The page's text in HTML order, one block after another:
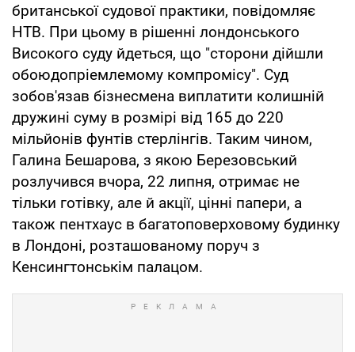
британської судової практики, повідомляє
НТВ. При цьому в рішенні лондонського
Високого суду йдеться, що "сторони дійшли
обоюдопріемлемому компромісу". Суд
зобов'язав бізнесмена виплатити колишній
дружині суму в розмірі від 165 до 220
мільйонів фунтів стерлінгів. Таким чином,
Галина Бешарова, з якою Березовський
розлучився вчора, 22 липня, отримає не
тільки готівку, але й акції, цінні папери, а
також пентхаус в багатоповерховому будинку
в Лондоні, розташованому поруч з
Кенсингтонськім палацом.